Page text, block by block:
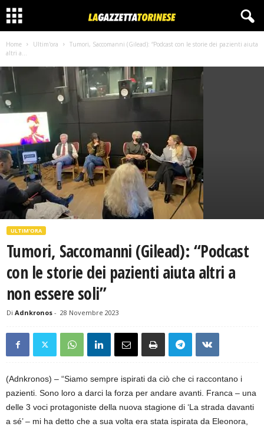
Home Ultim'ora
Tumori, Saccomanni (Gilead): “Podcast con le storie dei pazienti aiuta
altri a...
ULTIM'ORA
Tumori, Saccomanni (Gilead): “Podcast
con le storie dei pazienti aiuta altri a
non essere soli”
Di Adnkronos - 28 Novembre 2023
(Adnkronos) – “Siamo sempre ispirati da ciò che ci raccontano i
pazienti. Sono loro a darci la forza per andare avanti. Franca – una
delle 3 voci protagoniste della nuova stagione di ‘La strada davanti
a sé’ – mi ha detto che a sua volta era stata ispirata da Eleonora,